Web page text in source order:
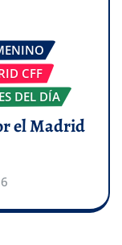
CFF
DEL DÍA
el Madrid